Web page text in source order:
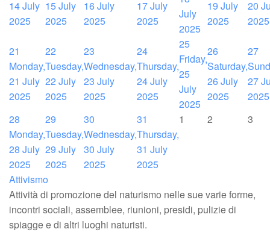
14 July
2025
15 July
2025
16 July
2025
17 July
2025
July
2025
19 July
2025
20
2025
21
Monday,
21 July
2025
22
Tuesday,
22 July
2025
23
Wednesday,
23 July
2025
24
Thursday,
24 July
2025
25
Friday,
25
July
2025
26
Saturday,
26 July
2025
27
27
2025
28
Monday,
28 July
2025
29
Tuesday,
29 July
2025
30
Wednesday,
30 July
2025
31
Thursday,
31 July
2025
1 2 3
Attivismo
Attività di promozione del naturismo nelle sue varie forme,
incontri sociali, assemblee, riunioni, presidi, pulizie di
spiagge e di altri luoghi naturisti.